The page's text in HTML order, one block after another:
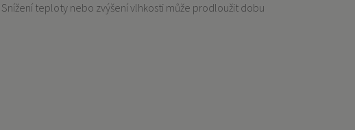
teploty nebo zvýšení vlhkosti může prodloužit dobu